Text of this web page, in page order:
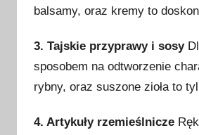
r
a
2
0
4
balsamy, oraz kremy to
3. Tajskie przyprawy i sosy
sposobem na odtworzenie
rybny, oraz suszone zioła to
4. Artykuły rzemieślnicze